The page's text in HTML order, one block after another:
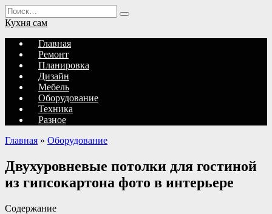
Перейти
к
содержанию
Search
for:
Кухня сам
Главная
Ремонт
Планировка
Дизайн
Мебель
Оборудование
Техника
Разное
Главная » Оборудование
Двухуровневые потолки для гостиной
из гипсокартона фото в интерьере
Содержание